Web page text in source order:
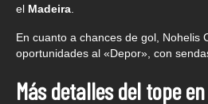
el Madeira
En cuanto a chances de gol, Nohelis
oportunidades al «Depor», con
Más detalles del tope